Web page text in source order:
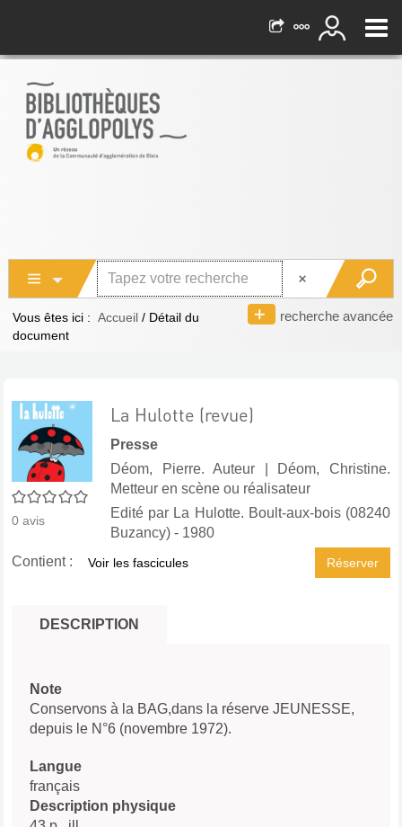
recherche avancée
Vous êtes ici : Accueil / Détail du
document
0/5
0 avis
La Hulotte (revue)
Presse
Déom, Pierre. Auteur
Déom, Christine.
Metteur en scène ou réalisateur
Edité par La Hulotte. Boult-aux-bois (08240
Buzancy) - 1980
Réserver
Contient : Voir les fascicules
DESCRIPTION
Note
Conservons à la BAG,dans la réserve JEUNESSE,
depuis le N°6 (novembre 1972).
Langue
français
Description physique